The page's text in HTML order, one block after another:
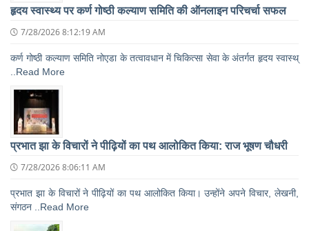
हृदय स्वास्थ्य पर कर्ण गोष्ठी कल्याण समिति की ऑनलाइन परिचर्चा सफल
7/28/2026 8:12:19 AM
कर्ण गोष्ठी कल्याण समिति नोएडा के तत्वावधान में चिकित्सा सेवा के अंतर्गत हृदय स्वास्थ्
..Read More
प्रभात झा के विचारों ने पीढ़ियों का पथ आलोकित किया: राज भूषण चौधरी
7/28/2026 8:06:11 AM
प्रभात झा के विचारों ने पीढ़ियों का पथ आलोकित किया। उन्होंने अपने विचार, लेखनी,
संगठन ..Read More